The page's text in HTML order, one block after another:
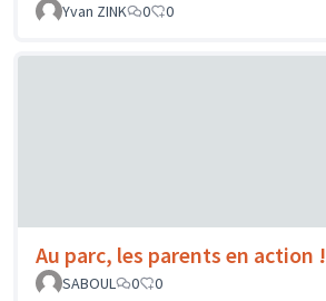
Yvan ZINK 0 0
Au parc, les parents en action !
SABOUL
0 0